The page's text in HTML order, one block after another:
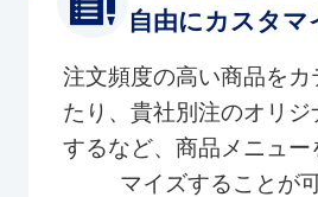
自由にカスタマ
注文頻度の高い商品をカ
たり、貴社別注のオリ
するなど、商品メニュー
マイズすることが